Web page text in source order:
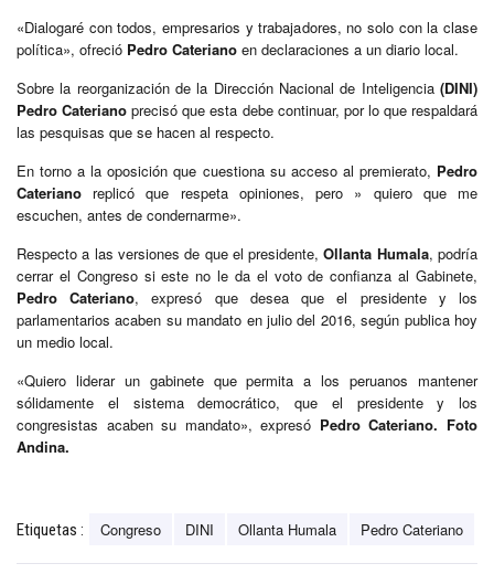
«Dialogaré con todos, empresarios y trabajadores, no solo con la clase
política», ofreció Pedro Cateriano en declaraciones a un diario local.
Sobre la reorganización de la Dirección Nacional de Inteligencia (DINI)
Pedro Cateriano precisó que esta debe continuar, por lo que respaldará
las pesquisas que se hacen al respecto.
En torno a la oposición que cuestiona su acceso al premierato, Pedro
Cateriano replicó que respeta opiniones, pero » quiero que me
escuchen, antes de condernarme».
Respecto a las versiones de que el presidente,Ollanta Humala, podría
cerrar el Congreso si este no le da el voto de confianza al Gabinete,
Pedro Cateriano, expresó que desea que el presidente y los
parlamentarios acaben su mandato en julio del 2016, según publica hoy
un medio local.
«Quiero liderar un gabinete que permita a los peruanos mantener
sólidamente el sistema democrático, que el presidente y los
congresistas acaben su mandato», expresó Pedro Cateriano. Foto
Andina.
Etiquetas : Congreso DINI Ollanta Humala Pedro Cateriano